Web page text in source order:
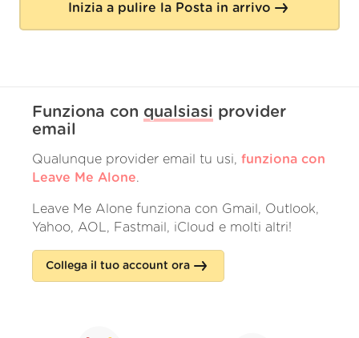
Inizia a pulire la Posta in arrivo
Funziona con qualsiasi provider
email
Qualunque provider email tu usi, funziona con
Leave Me Alone.
Leave Me Alone funziona con Gmail, Outlook,
Yahoo, AOL, Fastmail, iCloud e molti altri!
Collega il tuo account ora